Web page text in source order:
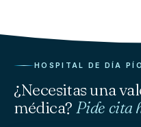
HOSPITAL DE DÍA
¿Necesitas una
médica? Pide cita